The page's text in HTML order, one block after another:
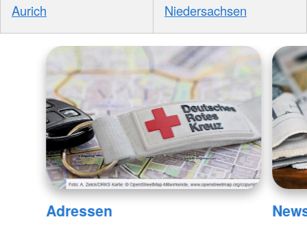
Aurich Niedersachsen
Adressen